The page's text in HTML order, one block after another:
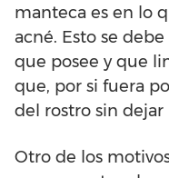
manteca es en lo
acné. Esto se
que posee y que
que, por si fuera
del rostro sin dejar
Otro de los